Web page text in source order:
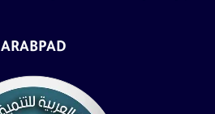
ARABPAD